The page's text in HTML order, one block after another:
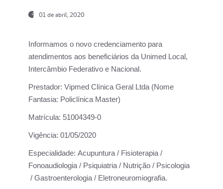
01 de abril, 2020
Informamos o novo credenciamento para
atendimentos aos beneficiários da Unimed Local,
Intercâmbio Federativo e Nacional.
Prestador: Vipmed Clínica Geral Ltda (Nome
Fantasia: Policlínica Master)
Matrícula: 51004349-0
Vigência: 01/05/2020
Especialidade: Acupuntura / Fisioterapia /
Fonoaudiologia / Psiquiatria / Nutrição / Psicologia
/ Gastroenterologia / Eletroneuromiografia.